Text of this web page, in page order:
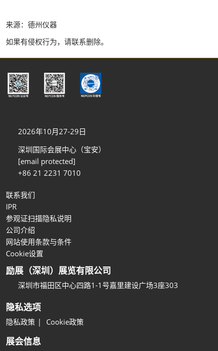
来源：德州仪器
如果有侵权行为，请联系删除。
2026年10月27-29日
深圳国际会展中心（宝安）
[email protected]
+86 21 2231 7010
联系我们
IPR
参观证扫描隐私说明
公司介绍
网站使用条款与条件
Cookie设置
励展（深圳）展览有限公司
深圳市福田区中心四路1-1号嘉里建设广场3座303
隐私选项
隐私政策 Cookie政策
展会信息